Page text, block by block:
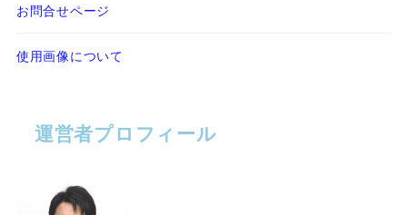
お問合せページ
使用画像について
運営者プロフィール